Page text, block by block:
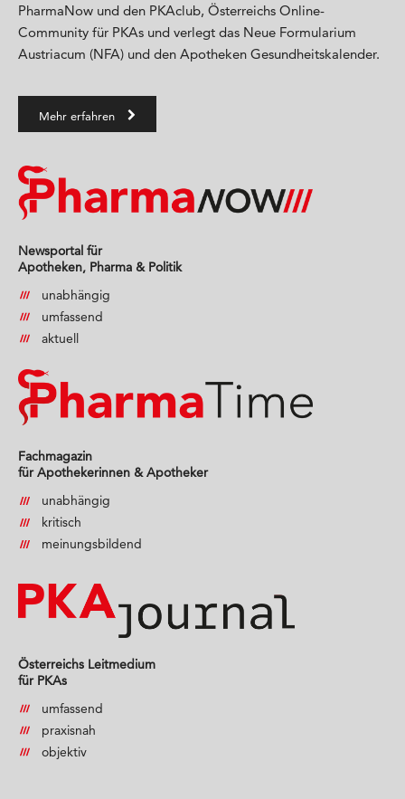
PharmaNow und den PKAclub, Österreichs Online-
Community für PKAs und verlegt das Neue Formularium
Austriacum (NFA) und den Apotheken Gesundheitskalender.
Mehr erfahren
Newsportal für
Apotheken, Pharma & Politik
unabhängig
umfassend
aktuell
Fachmagazin
für Apothekerinnen & Apotheker
unabhängig
kritisch
meinungsbildend
Österreichs Leitmedium
für PKAs
umfassend
praxisnah
objektiv